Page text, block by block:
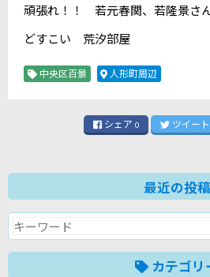
頑張れ！！ 若元春関、若隆景さ
どすこい 荒汐部屋
中央区百景 人形町周辺
シェア 0 ツイート
最近の投稿
カテゴリ